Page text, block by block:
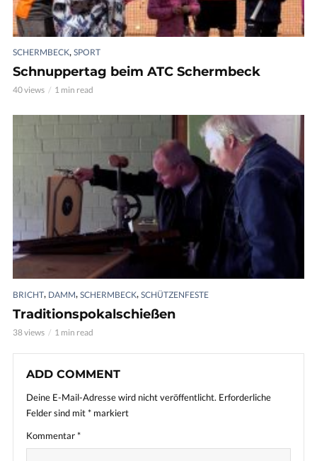
SCHERMBECK, SPORT
Schnuppertag beim ATC Schermbeck
40 views 1 min read
BRICHT, DAMM, SCHERMBECK, SCHÜTZENFESTE
Traditionspokalschießen
38 views 1 min read
ADD COMMENT
Deine E-Mail-Adresse wird nicht veröffentlicht. Erforderliche
Felder sind mit* markiert
Kommentar*